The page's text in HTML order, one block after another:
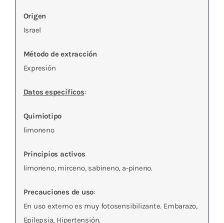
Origen
Israel
Método de extracción
Expresión
Datos específicos:
Quimiotipo
limoneno
Principios activos
limoneno, mirceno, sabineno, a-pineno.
Precauciones de uso:
En uso externo es muy fotosensibilizante. Embarazo,
Epilepsia, Hipertensión.